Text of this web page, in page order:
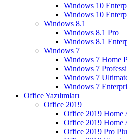
Windows 10
Windows 10
Windows 8.1
Windows 8.1 Pro
Windows 8.1
Windows 7
Windows 7 Home
Windows 7
Windows 7
Windows 7
Office Yazılımları
Office 2019
Office 2019 Home
Office 2019 Home
Office 2019 Pro